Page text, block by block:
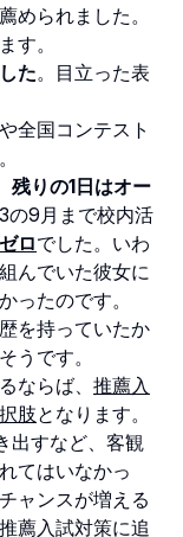
められました。
す。
た。目立った表
全国コンテスト
残りの1日はオー
の9月まで校内活
ロでした。いわ
んでいた彼女に
ったのです。
を持っていたか
うです。
ならば、 推薦入
肢となります。
出すなど、客観
てはいなかっ
ャンスが増える
薦入試対策に追